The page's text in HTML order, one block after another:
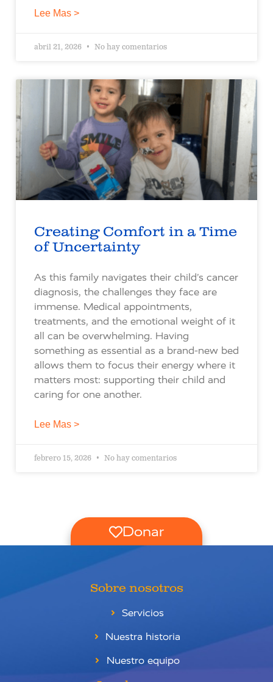
Lee Mas >
abril 21, 2026 No hay comentarios
Creating Comfort in a Time
of Uncertainty
As this family navigates their child’s cancer
diagnosis, the challenges they face are
immense. Medical appointments,
treatments, and the emotional weight of it
all can be overwhelming. Having
something as essential as a brand-new bed
allows them to focus their energy where it
matters most: supporting their child and
caring for one another.
Lee Mas >
febrero 15, 2026 No hay comentarios
Donar
Sobre nosotros
Servicios
Nuestra historia
Nuestro equipo